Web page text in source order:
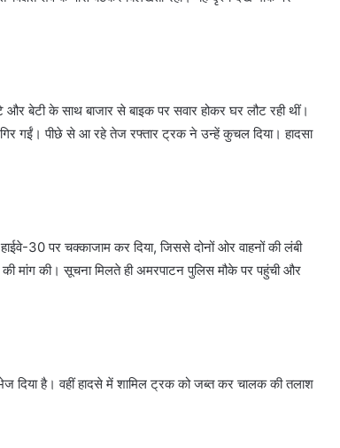
बेटी के साथ बाजार से बाइक पर सवार होकर घर लौट रही थीं।
गईं। पीछे से आ रहे तेज रफ्तार ट्रक ने उन्हें कुचल दिया। हादसा
30 पर चक्काजाम कर दिया, जिससे दोनों ओर वाहनों की लंबी
की मांग की। सूचना मिलते ही अमरपाटन पुलिस मौके पर पहुंची और
दिया है। वहीं हादसे में शामिल ट्रक को जब्त कर चालक की तलाश